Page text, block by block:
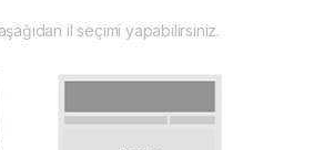
il seçimi yapabilirsiniz.